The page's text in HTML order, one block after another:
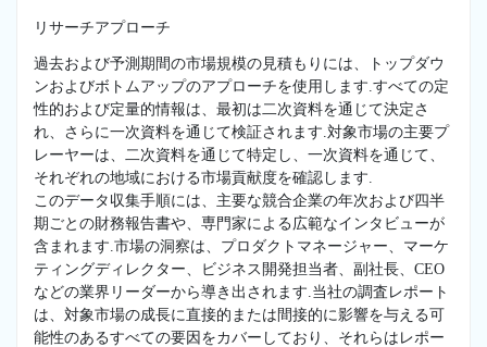
リサーチアプローチ
過去および予測期間の市場規模の見積もりには、トップダウ
ンおよびボトムアップのアプローチを使用します.すべての定
性的および定量的情報は、最初は二次資料を通じて決定さ
れ、さらに一次資料を通じて検証されます.対象市場の主要プ
レーヤーは、二次資料を通じて特定し、一次資料を通じて、
それぞれの地域における市場貢献度を確認します.
このデータ収集手順には、主要な競合企業の年次および四半
期ごとの財務報告書や、専門家による広範なインタビューが
含まれます.市場の洞察は、プロダクトマネージャー、マーケ
ティングディレクター、ビジネス開発担当者、副社長、CEO
などの業界リーダーから導き出されます.当社の調査レポート
は、対象市場の成長に直接的または間接的に影響を与える可
能性のあるすべての要因をカバーしており、それらはレポー